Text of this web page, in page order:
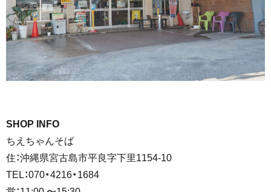
SHOP INFO
ちえちゃんそば
住：沖縄県宮古島市平良字下里1154-10
TEL：070・4216・1684